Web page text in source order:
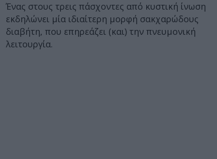
Ένας στους τρεις πάσχοντες από κυστική ίνωση
εκδηλώνει μία ιδιαίτερη μορφή σακχαρώδους
διαβήτη, που επηρεάζει (και) την πνευμονική
λειτουργία.